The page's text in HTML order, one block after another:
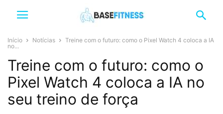
Início Notícias
Treine com o futuro: como o Pixel Watch 4 coloca a IA
no...
Treine com o futuro: como o
Pixel Watch 4 coloca a IA no
seu treino de força